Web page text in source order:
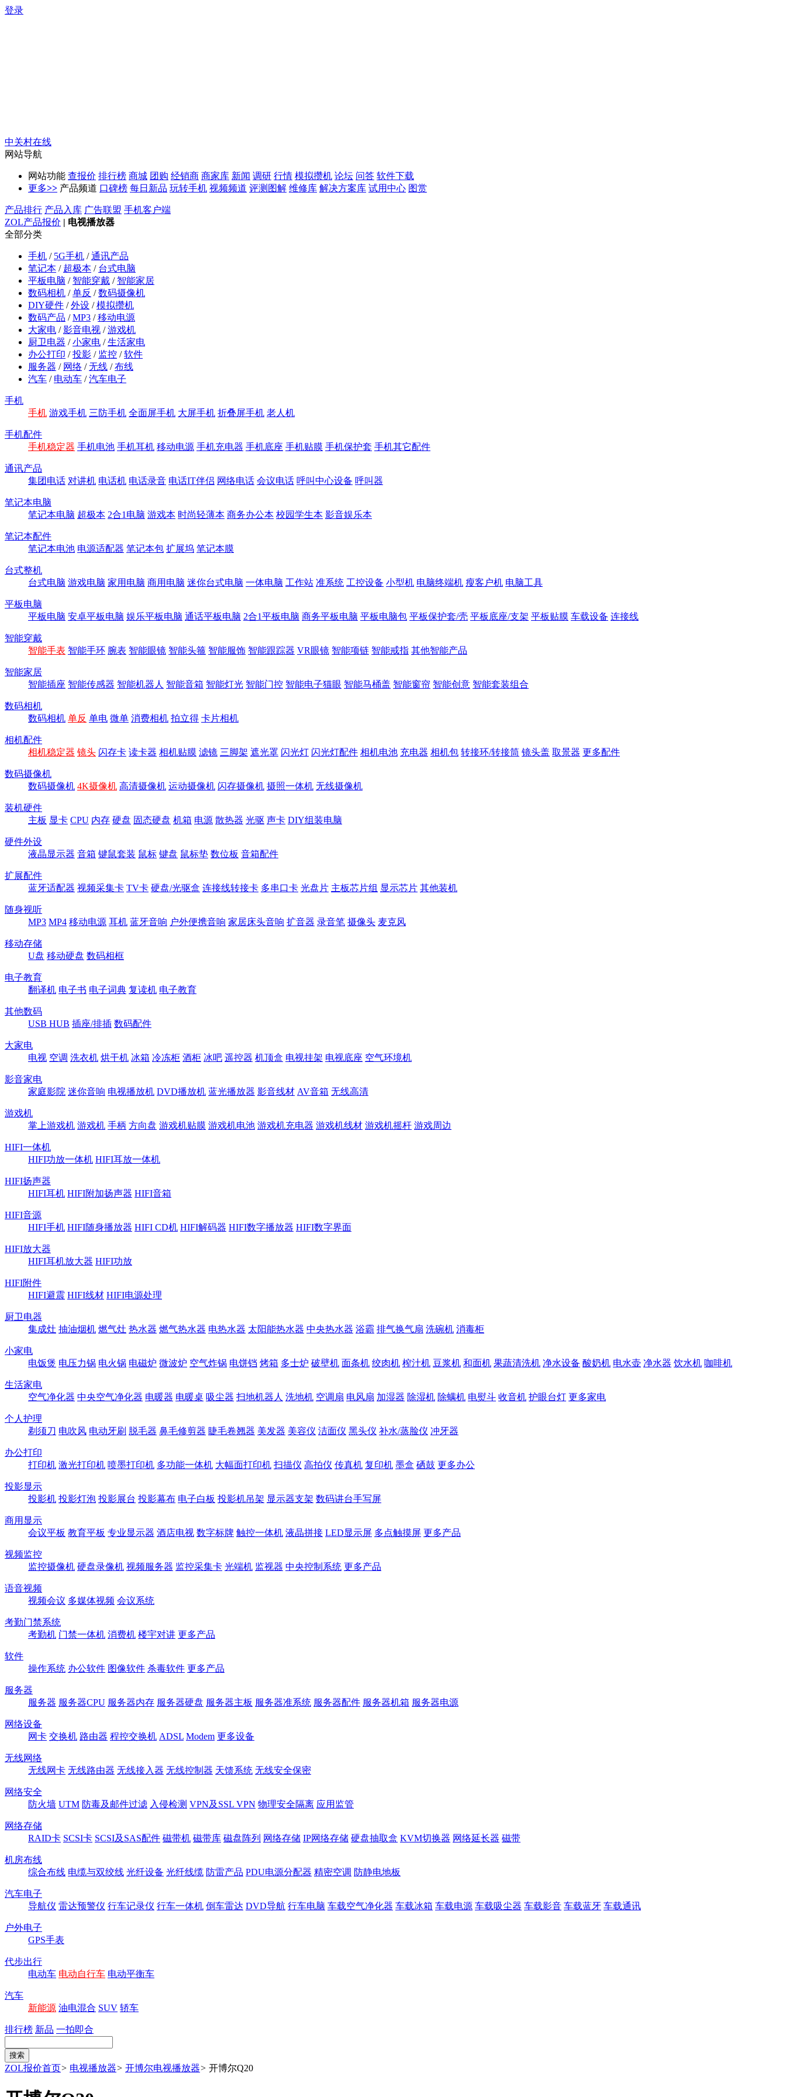
登录
中关村在线
网站导航
网站功能 查报价 排行榜 商城 团购 经销商 商家库 新闻 调研 行情 模拟攒机 论坛 问答 软件下载
更多>> 产品频道 口碑榜 每日新品 玩转手机 视频频道 评测图解 维修库 解决方案库 试用中心 图赏
产品排行 产品入库 广告联盟 手机客户端
ZOL产品报价 | 电视播放器
全部分类
手机 / 5G手机 /通讯产品
笔记本 / 超极本 / 台式电脑
平板电脑 / 智能穿戴 / 智能家居
数码相机 /单反 /数码摄像机
DIY硬件 /外设 /模拟攒机
数码产品 /MP3 /移动电源
大家电 /影音电视 /游戏机
厨卫电器 /小家电 /生活家电
办公打印 /投影 / 监控 /软件
服务器 / 网络 /无线 /布线
汽车 / 电动车 /汽车电子
手机
手机 游戏手机 三防手机 全面屏手机 大屏手机 折叠屏手机 老人机
手机配件
手机稳定器 手机电池 手机耳机 移动电源 手机充电器 手机底座 手机贴膜 手机保护套 手机其它配件
通讯产品
集团电话 对讲机 电话机 电话录音 电话IT伴侣 网络电话 会议电话 呼叫中心设备 呼叫器
笔记本电脑
笔记本电脑 超极本 2合1电脑 游戏本 时尚轻薄本 商务办公本 校园学生本 影音娱乐本
笔记本配件
笔记本电池 电源适配器 笔记本包 扩展坞 笔记本膜
台式整机
台式电脑 游戏电脑 家用电脑 商用电脑 迷你台式电脑 一体电脑 工作站 准系统 工控设备 小型机 电脑终端机 瘦客户机 电脑工具
平板电脑
平板电脑 安卓平板电脑 娱乐平板电脑 通话平板电脑 2合1平板电脑 商务平板电脑 平板电脑包 平板保护套/壳 平板底座/支架 平板贴膜 车载设备 连接线
智能穿戴
智能手表 智能手环 腕表 智能眼镜 智能头箍 智能服饰 智能跟踪器 VR眼镜 智能项链 智能戒指 其他智能产品
智能家居
智能插座 智能传感器 智能机器人 智能音箱 智能灯光 智能门控 智能电子猫眼 智能马桶盖 智能窗帘 智能创意 智能套装组合
数码相机
数码相机 单反 单电 微单 消费相机 拍立得 卡片相机
相机配件
相机稳定器 镜头 闪存卡 读卡器 相机贴膜 滤镜 三脚架 遮光罩 闪光灯 闪光灯配件 相机电池 充电器 相机包 转接环/转接筒 镜头盖 取景器 更多配件
数码摄像机
数码摄像机 4K摄像机 高清摄像机 运动摄像机 闪存摄像机 摄照一体机 无线摄像机
装机硬件
主板 显卡 CPU 内存 硬盘 固态硬盘 机箱 电源 散热器 光驱 声卡 DIY组装电脑
硬件外设
液晶显示器 音箱 键鼠套装 鼠标 键盘 鼠标垫 数位板 音箱配件
扩展配件
蓝牙适配器 视频采集卡 TV卡 硬盘/光驱盒 连接线转接卡 多串口卡 光盘片 主板芯片组 显示芯片 其他装机
随身视听
MP3 MP4 移动电源 耳机 蓝牙音响 户外便携音响 家居床头音响 扩音器 录音笔 摄像头 麦克风
移动存储
U盘 移动硬盘 数码相框
电子教育
翻译机 电子书 电子词典 复读机 电子教育
其他数码
USB HUB 插座/排插 数码配件
大家电
电视 空调 洗衣机 烘干机 冰箱 冷冻柜 酒柜 冰吧 遥控器 机顶盒 电视挂架 电视底座 空气环境机
影音家电
家庭影院 迷你音响 电视播放机 DVD播放机 蓝光播放器 影音线材 AV音箱 无线高清
游戏机
掌上游戏机 游戏机 手柄 方向盘 游戏机贴膜 游戏机电池 游戏机充电器 游戏机线材 游戏机摇杆 游戏周边
HIFI一体机
HIFI功放一体机 HIFI耳放一体机
HIFI扬声器
HIFI耳机 HIFI附加扬声器 HIFI音箱
HIFI音源
HIFI手机 HIFI随身播放器 HIFI CD机 HIFI解码器 HIFI数字播放器 HIFI数字界面
HIFI放大器
HIFI耳机放大器 HIFI功放
HIFI附件
HIFI避震 HIFI线材 HIFI电源处理
厨卫电器
集成灶 抽油烟机 燃气灶 热水器 燃气热水器 电热水器 太阳能热水器 中央热水器 浴霸 排气换气扇 洗碗机 消毒柜
小家电
电饭煲 电压力锅 电火锅 电磁炉 微波炉 空气炸锅 电饼铛 烤箱 多士炉 破壁机 面条机 绞肉机 榨汁机 豆浆机 和面机 果蔬清洗机 净水设备 酸奶机 电水壶 净水器 饮水机 咖啡机
生活家电
空气净化器 中央空气净化器 电暖器 电暖桌 吸尘器 扫地机器人 洗地机 空调扇 电风扇 加湿器 除湿机 除螨机 电熨斗 收音机 护眼台灯 更多家电
个人护理
剃须刀 电吹风 电动牙刷 脱毛器 鼻毛修剪器 睫毛卷翘器 美发器 美容仪 洁面仪 黑头仪 补水/蒸脸仪 冲牙器
办公打印
打印机 激光打印机 喷墨打印机 多功能一体机 大幅面打印机 扫描仪 高拍仪 传真机 复印机 墨盒 硒鼓 更多办公
投影显示
投影机 投影灯泡 投影展台 投影幕布 电子白板 投影机吊架 显示器支架 数码讲台手写屏
商用显示
会议平板 教育平板 专业显示器 酒店电视 数字标牌 触控一体机 液晶拼接 LED显示屏 多点触摸屏 更多产品
视频监控
监控摄像机 硬盘录像机 视频服务器 监控采集卡 光端机 监视器 中央控制系统 更多产品
语音视频
视频会议 多媒体视频 会议系统
考勤门禁系统
考勤机 门禁一体机 消费机 楼宇对讲 更多产品
软件
操作系统 办公软件 图像软件 杀毒软件 更多产品
服务器
服务器 服务器CPU 服务器内存 服务器硬盘 服务器主板 服务器准系统 服务器配件 服务器机箱 服务器电源
网络设备
网卡 交换机 路由器 程控交换机 ADSL Modem 更多设备
无线网络
无线网卡 无线路由器 无线接入器 无线控制器 天馈系统 无线安全保密
网络安全
防火墙 UTM 防毒及邮件过滤 入侵检测 VPN及SSL VPN 物理安全隔离 应用监管
网络存储
RAID卡 SCSI卡 SCSI及SAS配件 磁带机 磁带库 磁盘阵列 网络存储 IP网络存储 硬盘抽取盒 KVM切换器 网络延长器 磁带
机房布线
综合布线 电缆与双绞线 光纤设备 光纤线缆 防雷产品 PDU电源分配器 精密空调 防静电地板
汽车电子
导航仪 雷达预警仪 行车记录仪 行车一体机 倒车雷达 DVD导航 行车电脑 车载空气净化器 车载冰箱 车载电源 车载吸尘器 车载影音 车载蓝牙 车载通讯
户外电子
GPS手表
代步出行
电动车 电动自行车 电动平衡车
汽车
新能源 油电混合 SUV 轿车
排行榜 新品 一拍即合
ZOL报价首页> 电视播放器> 开博尔电视播放器> 开博尔Q20